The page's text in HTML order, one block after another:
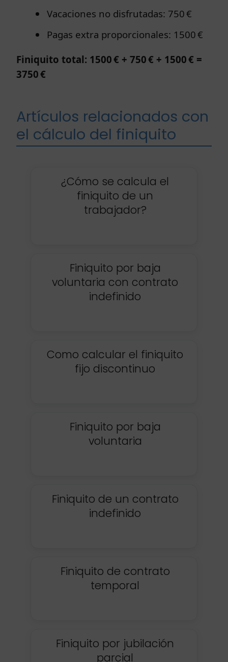
Vacaciones no disfrutadas: 750 €
Pagas extra proporcionales: 1500 €
Finiquito total: 1500 € + 750 € + 1500 € =
3750 €
Artículos relacionados con
el cálculo del finiquito
¿Cómo se calcula el
finiquito de un
trabajador?
Finiquito por baja
voluntaria con contrato
indefinido
Como calcular el finiquito
fijo discontinuo
Finiquito por baja
voluntaria
Finiquito de un contrato
indefinido
Finiquito de contrato
temporal
Finiquito por jubilación
parcial